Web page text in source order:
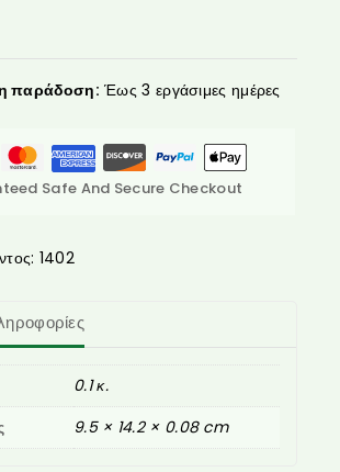
παράδοση: Έως 3 εργάσιμες ημέρες
Safe And Secure Checkout
1402
0.1 κ.
9.5 × 14.2 × 0.08 cm